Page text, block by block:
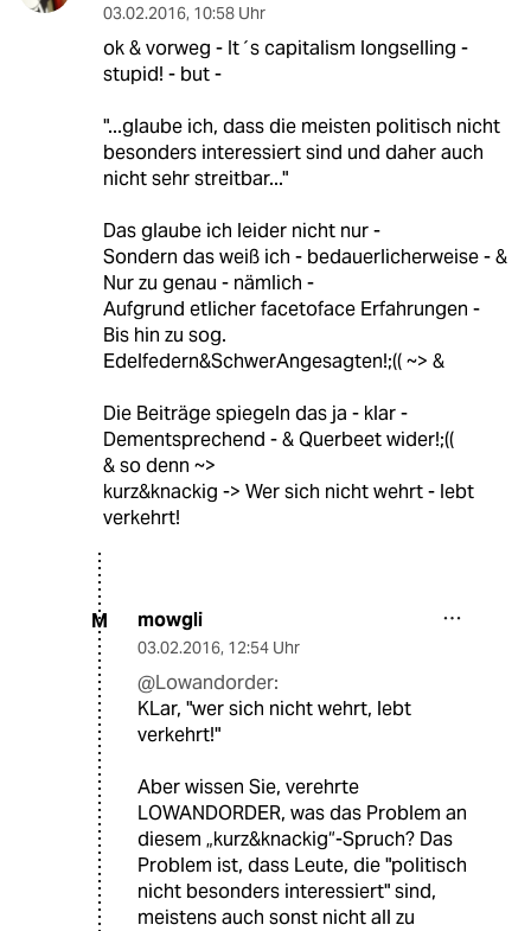
03.02.2016, 10:58 Uhr
ok & vorweg - It´s capitalism longselling -
stupid! - but -
"...glaube ich, dass die meisten politisch nicht
besonders interessiert sind und daher auch
nicht sehr streitbar..."
Das glaube ich leider nicht nur -
Sondern das weiß ich - bedauerlicherweise - &
Nur zu genau - nämlich -
Aufgrund etlicher facetoface Erfahrungen -
Bis hin zu sog.
Edelfedern&SchwerAngesagten!;(( ~> &
Die Beiträge spiegeln das ja - klar -
Dementsprechend - & Querbeet wider!;((
& so denn ~>
kurz&knackig -> Wer sich nicht wehrt - lebt
verkehrt!
M mowgli
03.02.2016, 12:54 Uhr
@Lowandorder:
KLar, "wer sich nicht wehrt, lebt
verkehrt!"
Aber wissen Sie, verehrte
LOWANDORDER, was das Problem an
diesem „kurz&knackig“-Spruch? Das
Problem ist, dass Leute, die "politisch
nicht besonders interessiert" sind,
meistens auch sonst nicht all zu